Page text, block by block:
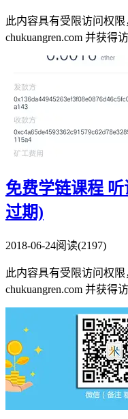
此内容具有受限访问权
chukuangren.com 并获得
免费学链课程
过期)
2018-06-24阅读(2197)
此内容具有受限访问权
chukuangren.com 并获得